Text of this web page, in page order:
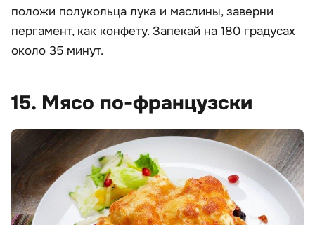
положи полукольца лука и маслины, заверни
пергамент, как конфету. Запекай на 180 градусах
около 35 минут.
15. Мясо по-французски